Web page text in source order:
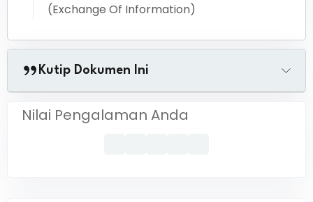
(Exchange Of Information)
Kutip Dokumen Ini
Nilai Pengalaman Anda